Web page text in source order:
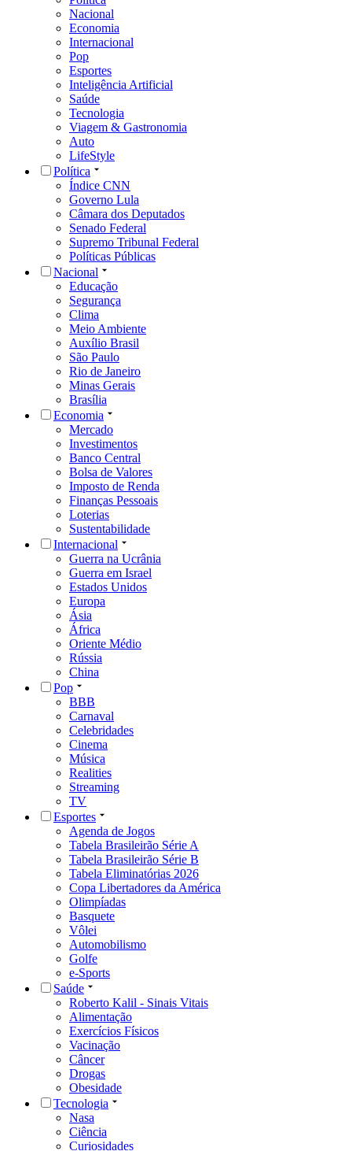
Nacional
Economia
Internacional
Pop
Esportes
Inteligência Artificial
Saúde
Tecnologia
Viagem & Gastronomia
Auto
LifeStyle
Política
Índice CNN
Governo Lula
Câmara dos Deputados
Senado Federal
Supremo Tribunal Federal
Políticas Públicas
Nacional
Educação
Segurança
Clima
Meio Ambiente
Auxílio Brasil
São Paulo
Rio de Janeiro
Minas Gerais
Brasília
Economia
Mercado
Investimentos
Banco Central
Bolsa de Valores
Imposto de Renda
Finanças Pessoais
Loterias
Sustentabilidade
Internacional
Guerra na Ucrânia
Guerra em Israel
Estados Unidos
Europa
Ásia
África
Oriente Médio
Rússia
China
Pop
BBB
Carnaval
Celebridades
Cinema
Música
Realities
Streaming
TV
Esportes
Agenda de Jogos
Tabela Brasileirão Série A
Tabela Brasileirão Série B
Tabela Eliminatórias 2026
Copa Libertadores da América
Olimpíadas
Basquete
Vôlei
Automobilismo
Golfe
e-Sports
Saúde
Roberto Kalil - Sinais Vitais
Alimentação
Exercícios Físicos
Vacinação
Câncer
Drogas
Obesidade
Tecnologia
Nasa
Ciência
Curiosidades